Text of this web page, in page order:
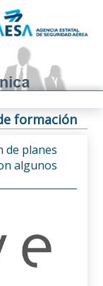
formación
de planes
algunos